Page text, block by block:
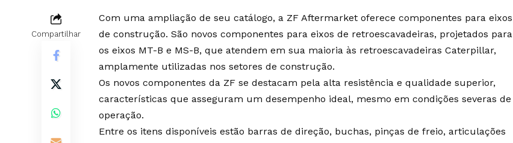
Compartilhar
Com uma ampliação de seu catálogo, a ZF Aftermarket oferece componentes para eixos
de construção. São novos componentes para eixos de retroescavadeiras, projetados para
os eixos MT-B e MS-B, que atendem em sua maioria às retroescavadeiras Caterpillar,
amplamente utilizadas nos setores de construção.
Os novos componentes da ZF se destacam pela alta resistência e qualidade superior,
características que asseguram um desempenho ideal, mesmo em condições severas de
operação.
Entre os itens disponíveis estão barras de direção, buchas, pinças de freio, articulações